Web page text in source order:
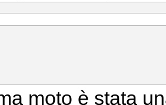
moto è stata